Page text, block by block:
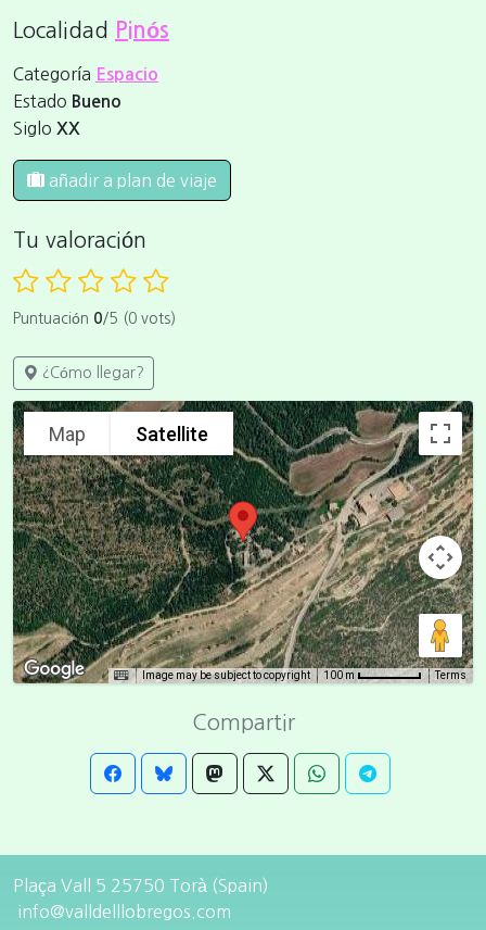
Localidad Pinós
Categoría Espacio
Estado Bueno
Siglo XX
añadir a plan de viaje
Tu valoración
Puntuación 0/5 (0 vots)
¿Cómo llegar?
Map Satellite
Image may be subject to copyright 100 m Terms
Compartir
Plaça Vall 5 25750 Torà (Spain)
info@valldelllobregos.com